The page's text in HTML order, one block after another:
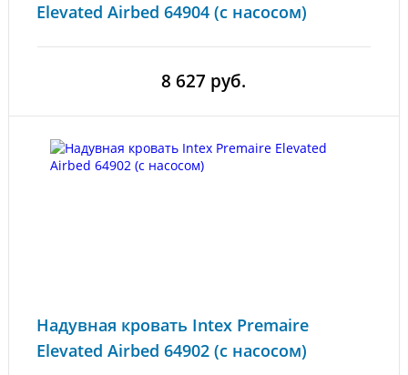
Elevated Airbed 64904 (с насосом)
8 627 руб.
Надувная кровать Intex Premaire
Elevated Airbed 64902 (с насосом)